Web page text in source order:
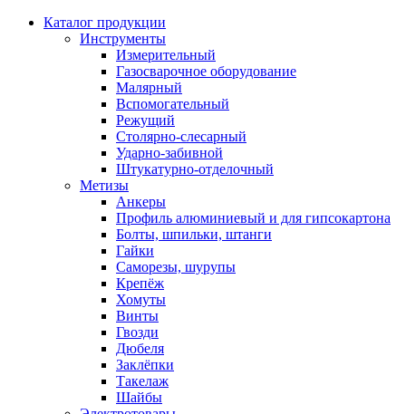
Каталог продукции
Инструменты
Измерительный
Газосварочное оборудование
Малярный
Вспомогательный
Режущий
Столярно-слесарный
Ударно-забивной
Штукатурно-отделочный
Метизы
Анкеры
Профиль алюминиевый и для гипсокартона
Болты, шпильки, штанги
Гайки
Саморезы, шурупы
Крепёж
Хомуты
Винты
Гвозди
Дюбеля
Заклёпки
Такелаж
Шайбы